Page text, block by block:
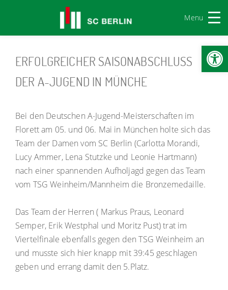
Menu
ERFOLGREICHER SAISONABSCHLUSS
DER A-JUGEND IN MÜNCHE
Bei den Deutschen A-Jugend-Meisterschaften im
Florett am 05. und 06. Mai in München holte sich das
Team der Damen vom SC Berlin (Carlotta Morandi,
Lucy Ammer, Lena Stutzke und Leonie Hartmann)
nach einer spannenden Aufholjagd gegen das Team
vom TSG Weinheim/Mannheim die Bronzemedaille.
Das Team der Herren ( Markus Praus, Leonard
Semper, Erik Westphal und Moritz Pust) trat im
Viertelfinale ebenfalls gegen den TSG Weinheim an
und musste sich hier knapp mit 39:45 geschlagen
geben und errang damit den 5.Platz.